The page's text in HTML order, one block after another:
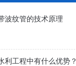
波纹管的技术原理
利工程中有什么优势？